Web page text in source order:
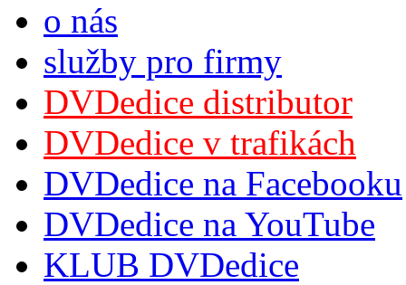
o nás
služby pro firmy
DVDedice distributor
DVDedice v trafikách
DVDedice na Facebooku
DVDedice na YouTube
KLUB DVDedice